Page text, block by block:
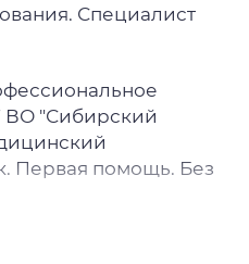
пищевыми
/ Г. Н. Янкина, Л.
[и др.] //
и
№ 5. – С. 135-140.
технологий на
Специалист
ВО "Сибирский
Первая помощь. Без